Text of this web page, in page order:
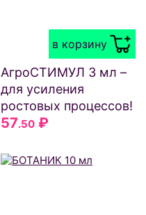
в корзину
АгроСТИМУЛ 3 мл –
для усиления
ростовых процессов!
57.50 ₽